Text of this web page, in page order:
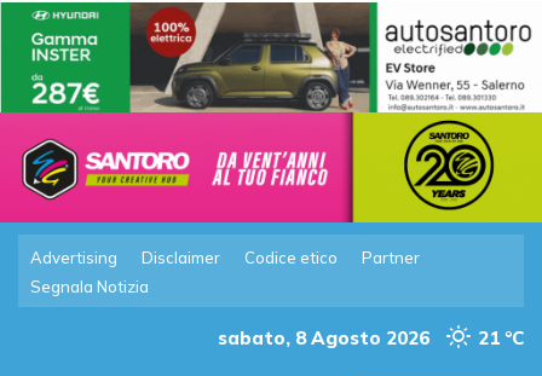
Advertising Disclaimer Codice etico
Partner
Segnala Notizia
sabato, 8 Agosto 2026 21 °C